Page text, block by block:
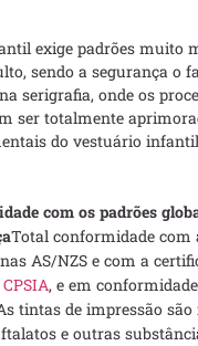
exige padrões muito
sendo a segurança o
serigrafia, onde os
ser totalmente
do vestuário
com os padrões
Total conformidade com
AS/NZS e com a
CPSIA, e em
tintas de impressão
e outras